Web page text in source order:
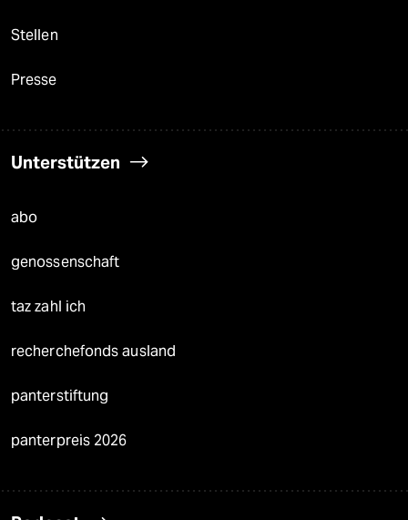
Stellen
Presse
Unterstützen
abo
genossenschaft
taz zahl ich
recherchefonds ausland
panterstiftung
panterpreis 2026